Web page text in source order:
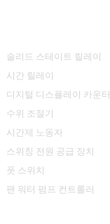
솔리드 스테이트 릴레이
시간 릴레이
디지털 디스플레이 카운터
수위 조절기
시간제 노동자
스위칭 전원 공급 장치
풋 스위치
팬 워터 펌프 컨트롤러